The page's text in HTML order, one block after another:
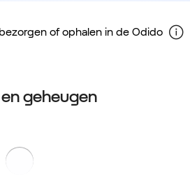
of ophalen in de Odido
geheugen